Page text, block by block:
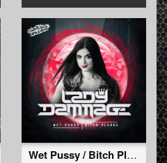
Wet Pussy / Bitch Please